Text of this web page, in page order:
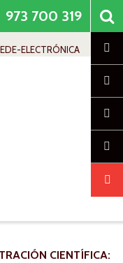
ELECTRÓNICA
973 700 319
CIENTÍFICA: